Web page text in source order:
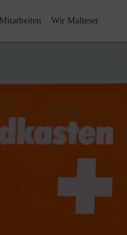
Mitarbeiten Wir Malteser